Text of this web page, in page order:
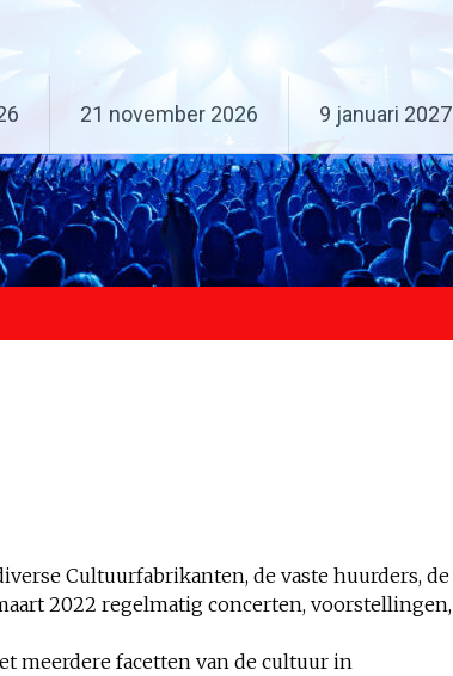
21 november 2026 9 januari 2027
Cultuurfabrikanten, de vaste huurders, de
2022 regelmatig concerten, voorstellingen,
meerdere facetten van de cultuur in